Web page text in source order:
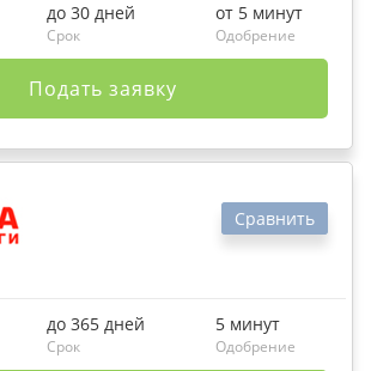
до 30 дней
Срок
от 5 минут
Одобрение
Подать заявку
Сравнить
до 365 дней
Срок
5 минут
Одобрение